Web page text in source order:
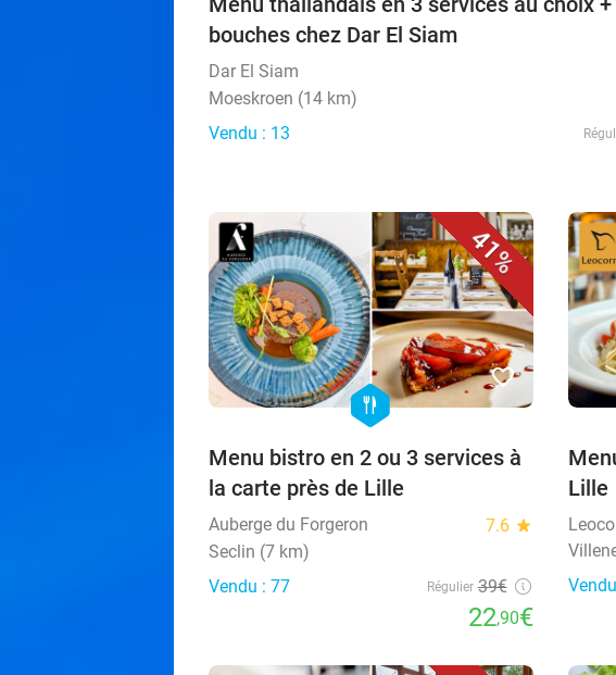
bouches chez Dar El Siam
Dar El Siam
Moeskroen (14 km)
Vendu : 13
41%
favorite_border
hexagon
food
Menu bistro en 2 ou 3 services à
la carte près de Lille
Auberge du Forgeron 7.6 star
Seclin (7 km)
Vendu : 77
Régulier 39€
22,90€
Lille